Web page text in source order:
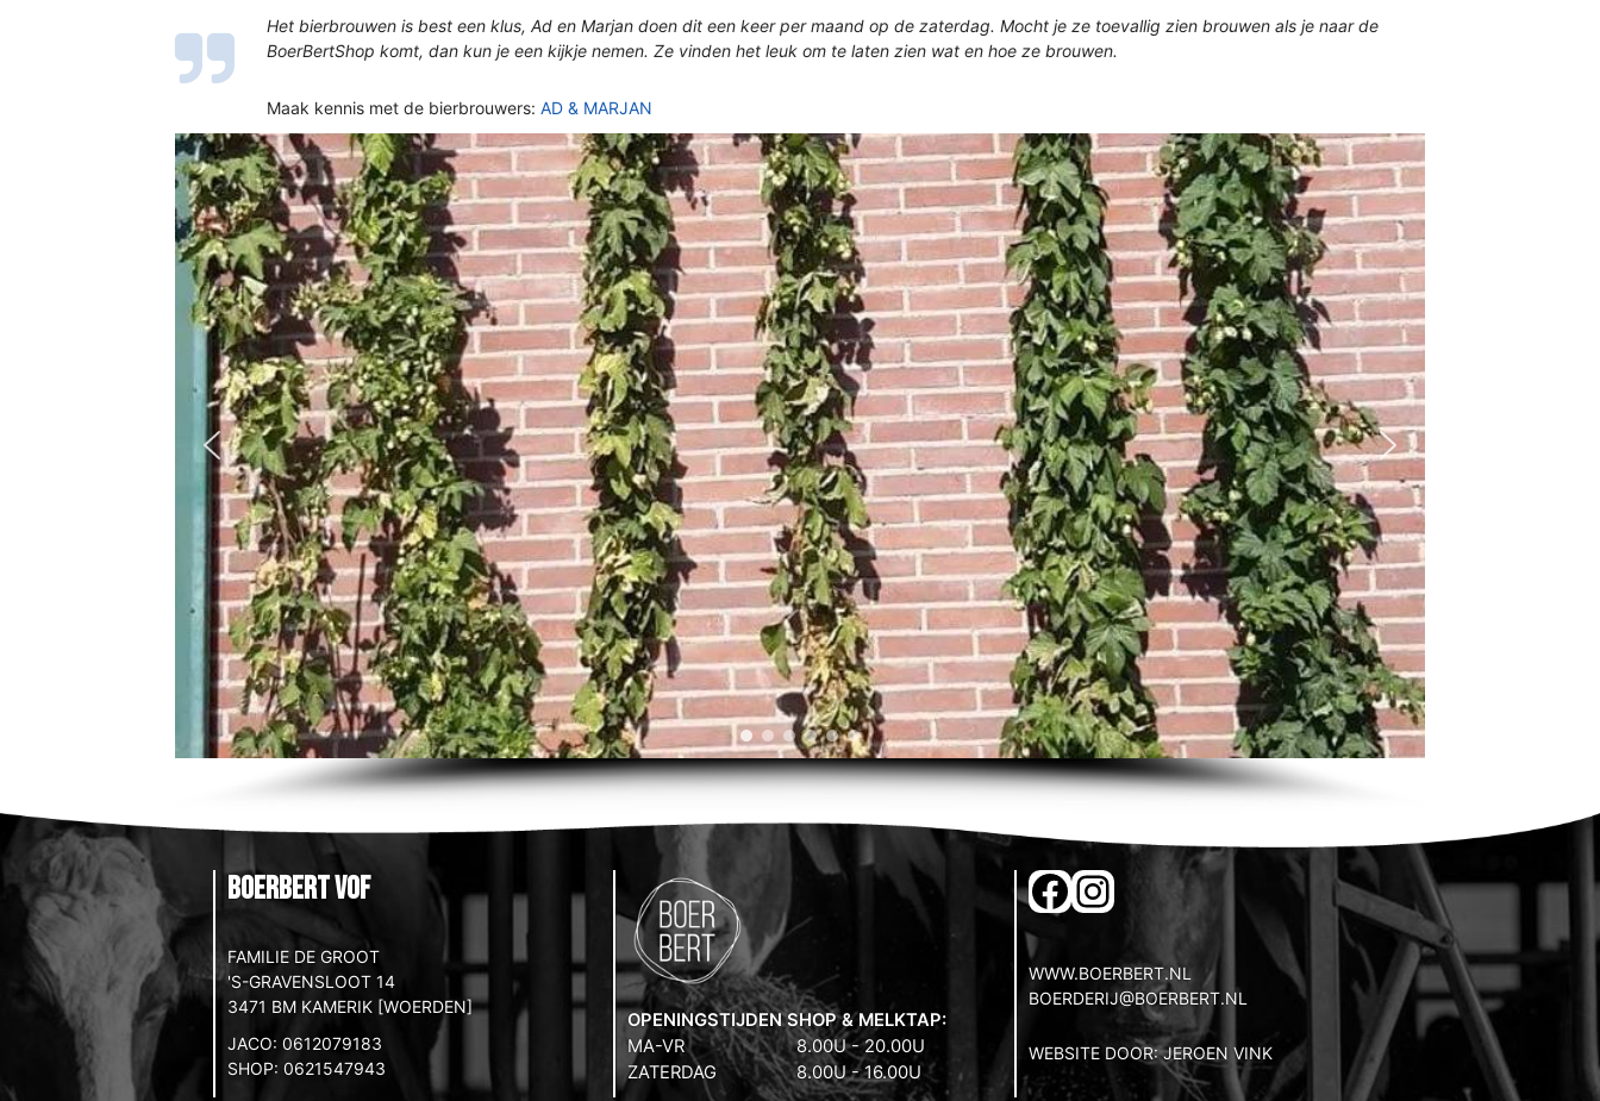
Het bierbrouwen is best een klus, Ad en Marjan doen dit een keer per maand op de zaterdag. Mocht je ze toevallig zien brouwen als je naar de
BoerBertShop komt, dan kun je een kijkje nemen. Ze vinden het leuk om te laten zien wat en hoe ze brouwen.
Maak kennis met de bierbrouwers: AD & MARJAN
BoerBert VOF
FAMILIE DE GROOT
'S-GRAVENSLOOT 14
3471 BM KAMERIK [WOERDEN]
JACO: 0612079183
SHOP: 0621547943
OPENINGSTIJDEN SHOP & MELKTAP:
MA-VR
8.00U - 20.00U
ZATERDAG
8.00U - 16.00U
FACEBOOK
INSTAGRAM
WWW.BOERBERT.NL
BOERDERIJ@BOERBERT.NL
WEBSITE DOOR: JEROEN VINK